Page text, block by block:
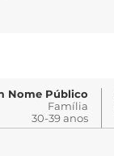
Nome Público
Família
30-39 anos